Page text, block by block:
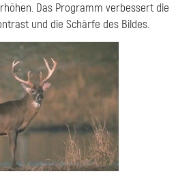
Das Programm verbessert die
und die Schärfe des Bildes.